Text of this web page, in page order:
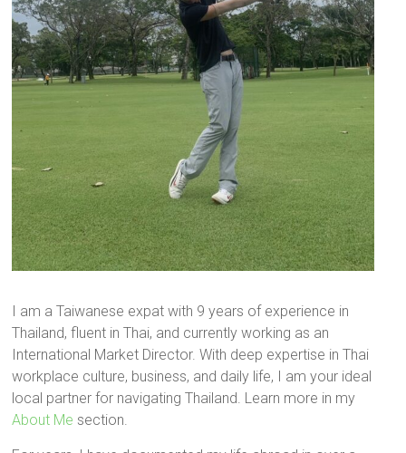
I am a Taiwanese expat with 9 years of experience in
Thailand, fluent in Thai, and currently working as an
International Market Director. With deep expertise in Thai
workplace culture, business, and daily life, I am your ideal
local partner for navigating Thailand. Learn more in my
About Me section.